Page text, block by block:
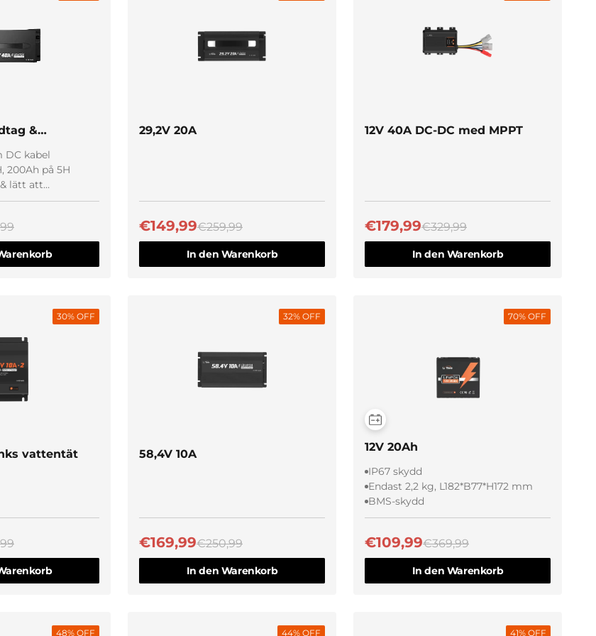
Schnellansicht
&
DC kabel
200Ah på 5H
lätt att
29,2V 20A
€149,99€259,99
In den Warenkorb
12V 40A DC-DC med MPPT
€179,99€329,99
In den Warenkorb
30% OFF
Schnellansicht
vattentät
32% OFF
58,4V 10A
€169,99€250,99
In den Warenkorb
70% OFF
12V 20Ah
IP67 skydd
Endast 2,2 kg, L182*B77*H172 mm
BMS-skydd
€109,99€369,99
In den Warenkorb
48% OFF 44% OFF 41% OFF